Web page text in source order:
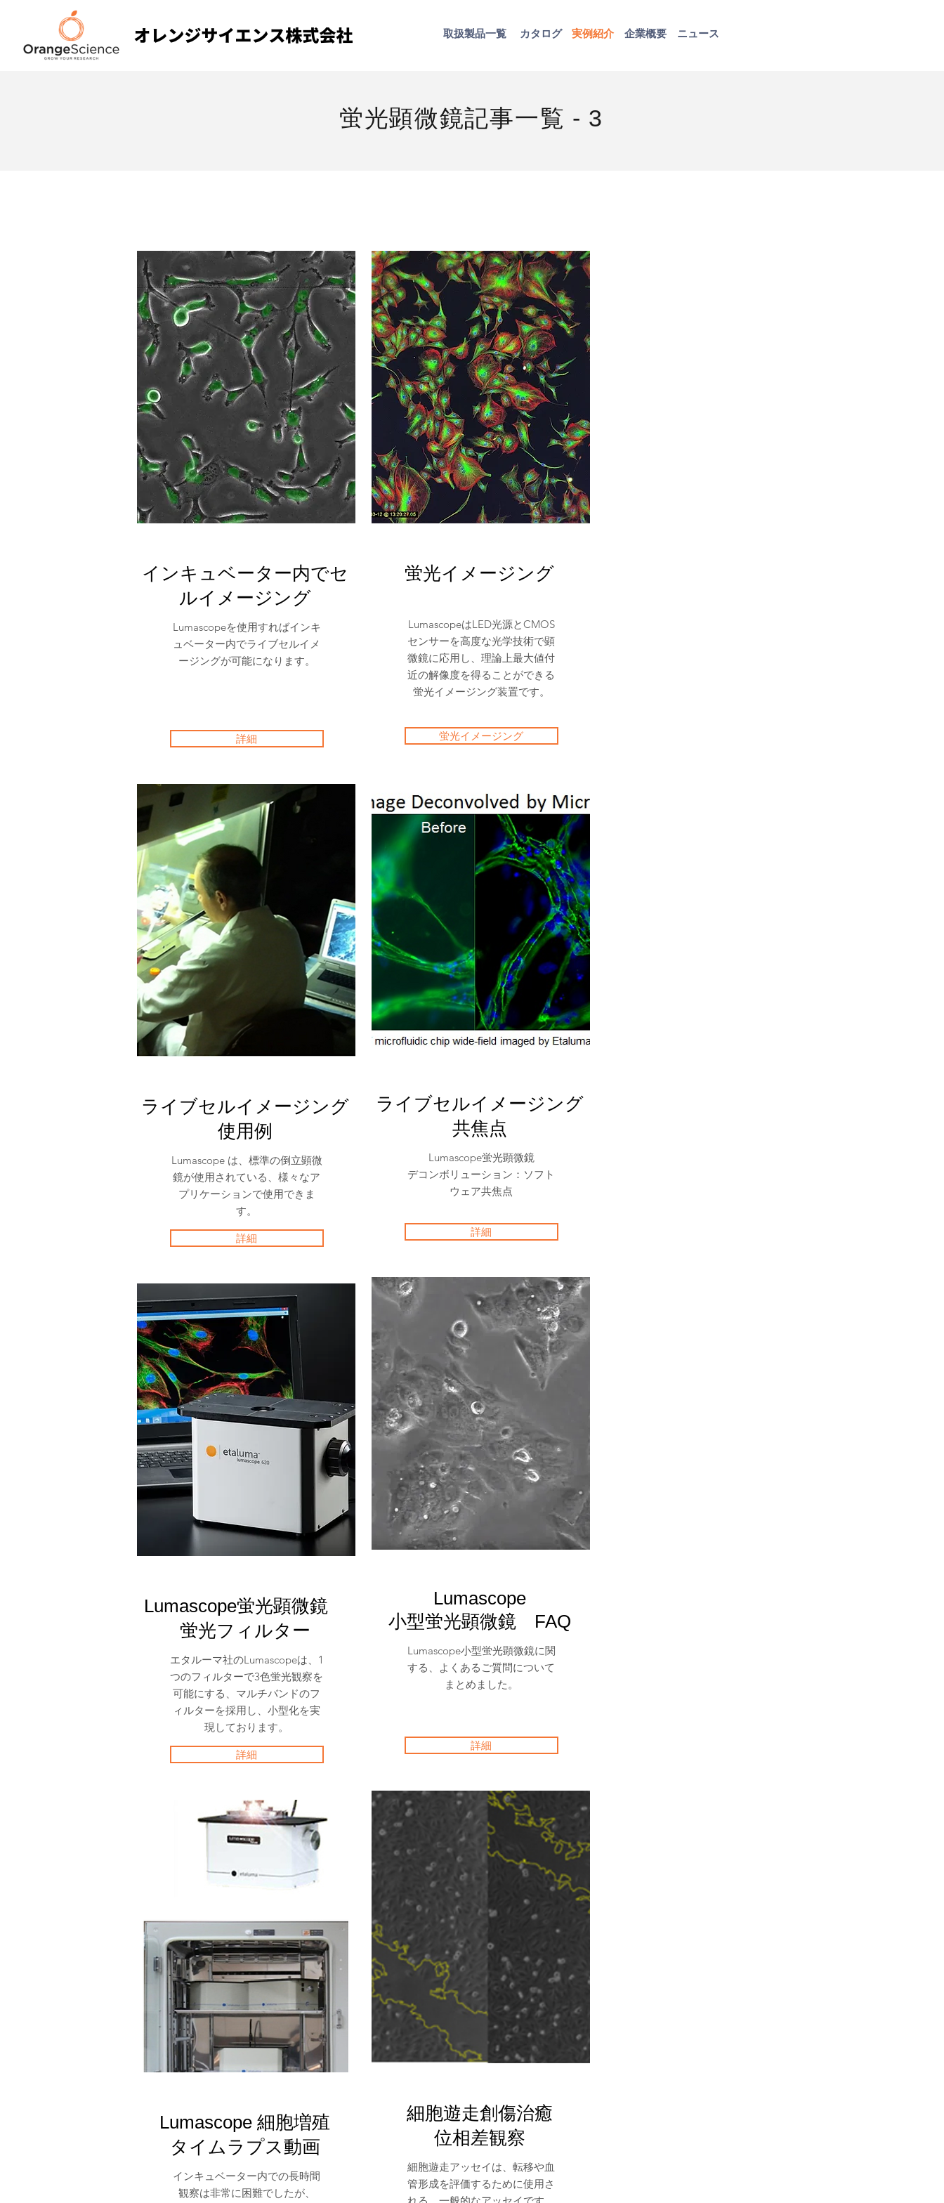
取扱​製品一覧 ​実例紹介
カタログ 企業概要 ニュース
蛍光顕微鏡記事一覧 - 3
インキュベーター内でセ
ルイメージング
Lumascopeを使用すればインキ
ュベーター内でライブセルイメ
ージングが可能になります。
詳細
ライブセルイメージング
使用例
Lumascope は、標準の倒立顕微
鏡が使用されている、様々なア
プリケーションで使用できま
す。
詳細
Lumascope蛍光顕微鏡
蛍光フィルター
エタルーマ社のLumascopeは、1
つのフィルターで3色蛍光観察を
可能にする、マルチバンドのフ
ィルターを採用し、小型化を実
現しております。
詳細
Lumascope 細胞増殖
タイムラプス動画
インキュベーター内での長時間
観察は非常に困難でしたが、
蛍光イメージング
LumascopeはLED光源とCMOS
センサーを高度な光学技術で顕
微鏡に応用し、理論上最大値付
近の解像度を得ることができる
蛍光イメージング装置です。
蛍光イメージング
ライブセルイメージング
共焦点
Lumascope蛍光顕微鏡
デコンボリューション：ソフト
ウェア共焦点
詳細
Lumascope
小型蛍光顕微鏡 FAQ
Lumascope小型蛍光顕微鏡に関
する、よくあるご質問について
まとめました。
詳細
細胞遊走創傷治癒
位相差観察
細胞遊走アッセイは、転移や血
管形成を評価するために使用さ